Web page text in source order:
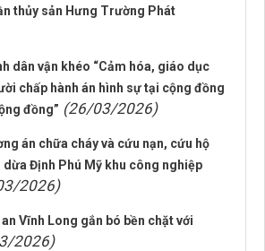
thủy sản Hưng Trường Phát
dân vận khéo “Cảm hóa, giáo dục
chấp hành án hình sự tại cộng đồng
đồng” (26/03/2026)
án chữa cháy và cứu nạn, cứu hộ
Định Phú Mỹ khu công nghiệp
2026)
Vĩnh Long gắn bó bền chặt với
2026)